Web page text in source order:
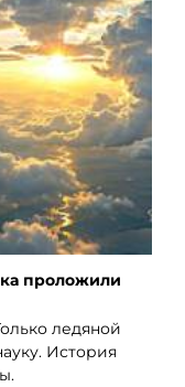
проложили
ледяной
История